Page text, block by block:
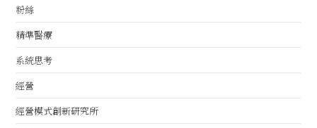
粉絲
精準醫療
系統思考
經營
經營模式創新研究所